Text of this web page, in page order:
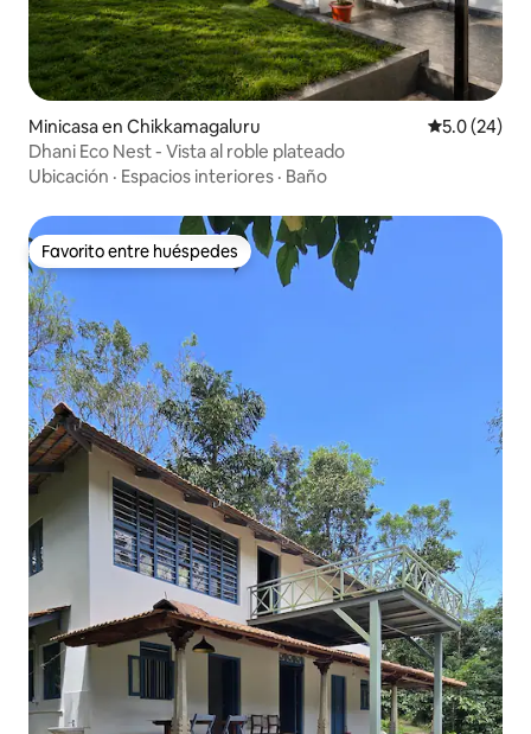
Minicasa en Chikkamagaluru Calificación
5.0 (24)
Dhani Eco Nest - Vista al roble plateado
Ubicación · Espacios interiores · Baño
Favorito entre huéspedes
Favorito entre huéspedes